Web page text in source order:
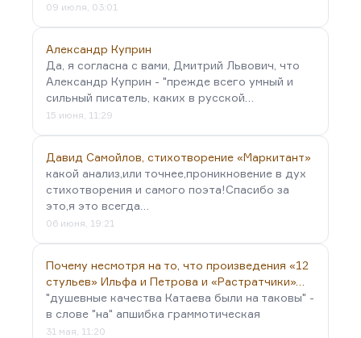
09 июля, 03:01
Александр Куприн
Да, я согласна с вами, Дмитрий Львович, что
Александр Куприн - "прежде всего умный и
сильный писатель, каких в русской…
15 июня, 11:29
Давид Самойлов, стихотворение «Маркитант»
какой анализ,или точнее,проникновение в дух
стихотворения и самого поэта!Спасибо за
это,я это всегда…
06 июня, 19:21
Почему несмотря на то, что произведения «12
стульев» Ильфа и Петрова и «Растратчики»…
"душевные качества Катаева были на таковы" -
в слове "на" апшибка граммотическая
31 мая, 11:20